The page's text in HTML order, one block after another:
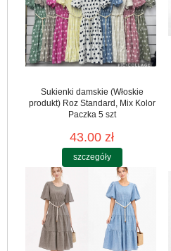
Sukienki damskie (Włoskie
produkt) Roz Standard, Mix Kolor
Paczka 5 szt
43.00 zł
szczegóły